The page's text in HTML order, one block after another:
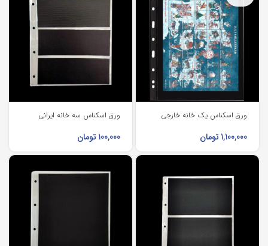
ورق اسکناس یک خانه خارجی
1,100,000 تومان
ورق اسکناس سه خانه ایرانی
100,000 تومان